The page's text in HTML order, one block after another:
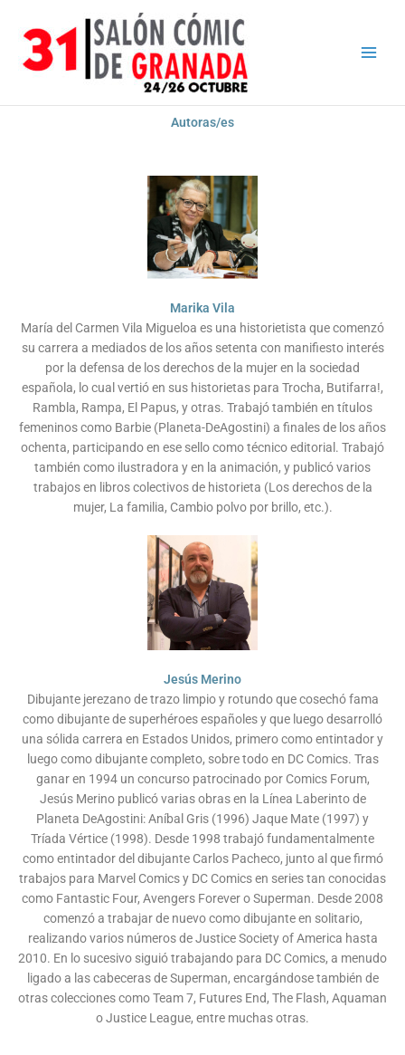
contenido
Autoras/es
Marika Vila
María del Carmen Vila Migueloa es una historietista que comenzó
su carrera a mediados de los años setenta con manifiesto interés
por la defensa de los derechos de la mujer en la sociedad
española, lo cual vertió en sus historietas para Trocha, Butifarra!,
Rambla, Rampa, El Papus, y otras. Trabajó también en títulos
femeninos como Barbie (Planeta-DeAgostini) a finales de los años
ochenta, participando en ese sello como técnico editorial. Trabajó
también como ilustradora y en la animación, y publicó varios
trabajos en libros colectivos de historieta (Los derechos de la
mujer, La familia, Cambio polvo por brillo, etc.).
Jesús Merino
Dibujante jerezano de trazo limpio y rotundo que cosechó fama
como dibujante de superhéroes españoles y que luego desarrolló
una sólida carrera en Estados Unidos, primero como entintador y
luego como dibujante completo, sobre todo en DC Comics. Tras
ganar en 1994 un concurso patrocinado por Comics Forum,
Jesús Merino publicó varias obras en la Línea Laberinto de
Planeta DeAgostini: Aníbal Gris (1996) Jaque Mate (1997) y
Tríada Vértice (1998). Desde 1998 trabajó fundamentalmente
como entintador del dibujante Carlos Pacheco, junto al que firmó
trabajos para Marvel Comics y DC Comics en series tan conocidas
como Fantastic Four, Avengers Forever o Superman. Desde 2008
comenzó a trabajar de nuevo como dibujante en solitario,
realizando varios números de Justice Society of America hasta
2010. En lo sucesivo siguió trabajando para DC Comics, a menudo
ligado a las cabeceras de Superman, encargándose también de
otras colecciones como Team 7, Futures End, The Flash, Aquaman
o Justice League, entre muchas otras.